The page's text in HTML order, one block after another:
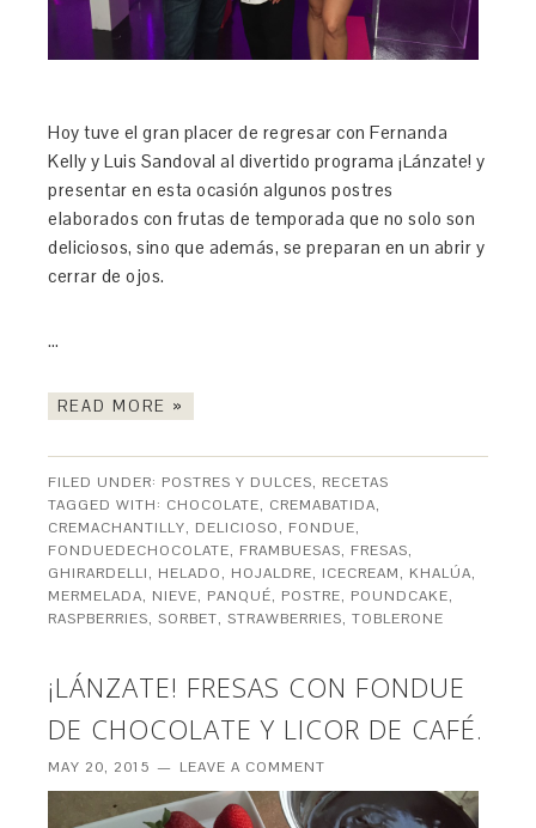
Hoy tuve el gran placer de regresar con Fernanda
Kelly y Luis Sandoval al divertido programa ¡Lánzate! y
presentar en esta ocasión algunos postres
elaborados con frutas de temporada que no solo son
deliciosos, sino que además, se preparan en un abrir y
cerrar de ojos.
…
READ MORE »
FILED UNDER: POSTRES Y DULCES, RECETAS
TAGGED WITH: CHOCOLATE, CREMABATIDA,
CREMACHANTILLY, DELICIOSO, FONDUE,
FONDUEDECHOCOLATE, FRAMBUESAS, FRESAS,
GHIRARDELLI, HELADO, HOJALDRE, ICECREAM, KHALÚA,
MERMELADA, NIEVE, PANQUÉ, POSTRE, POUNDCAKE,
RASPBERRIES,SORBET,STRAWBERRIES,TOBLERONE
¡LÁNZATE! FRESAS CON FONDUE
DE CHOCOLATE Y LICOR DE CAFÉ.
MAY 20, 2015 LEAVE A COMMENT